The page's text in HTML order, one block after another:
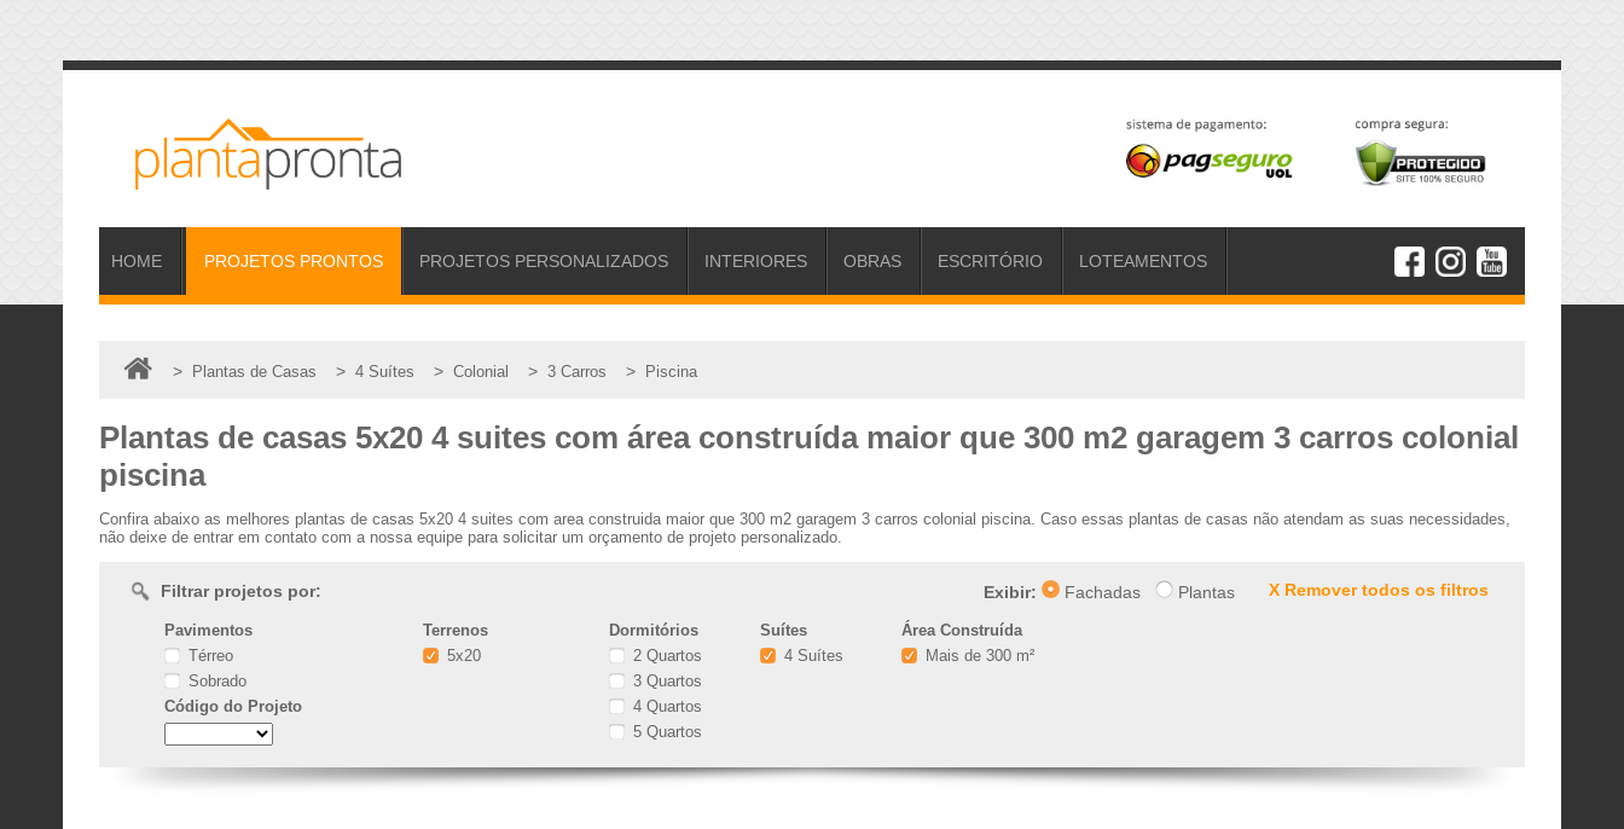
HOME PROJETOS PRONTOS PROJETOS PERSONALIZADOS INTERIORES OBRAS ESCRITÓRIO LOTEAMENTOS
> Plantas de Casas > 4 Suítes > Colonial > 3 Carros > Piscina
Plantas de casas 5x20 4 suites com área construída maior que 300 m2 garagem 3 carros colonial
piscina
Confira abaixo as melhores plantas de casas 5x20 4 suites com area construida maior que 300 m2 garagem 3 carros colonial piscina. Caso essas plantas de casas não atendam as suas necessidades,
não deixe de entrar em contato com a nossa equipe para solicitar um orçamento de projeto personalizado.
X Remover todos os filtros
Filtrar projetos por: Exibir: Fachadas Plantas
Pavimentos
Térreo
Sobrado
Código do Projeto
Terrenos
5x20
Dormitórios
2 Quartos
3 Quartos
4 Quartos
5 Quartos
Suítes
4 Suítes
Área Construída
Mais de 300 m²